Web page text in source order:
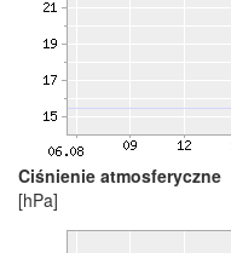
Ciśnienie atmosferyczne
[hPa]